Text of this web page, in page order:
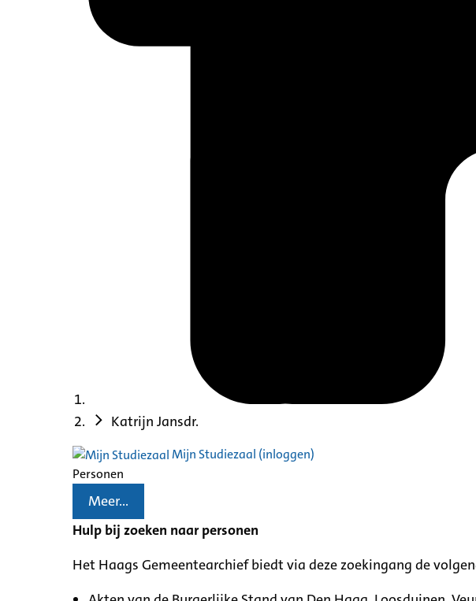
Katrijn Jansdr.
Mijn Studiezaal (inloggen)
Personen
Meer...
Hulp bij zoeken naar personen
Het Haags Gemeentearchief biedt via deze zoekingang de